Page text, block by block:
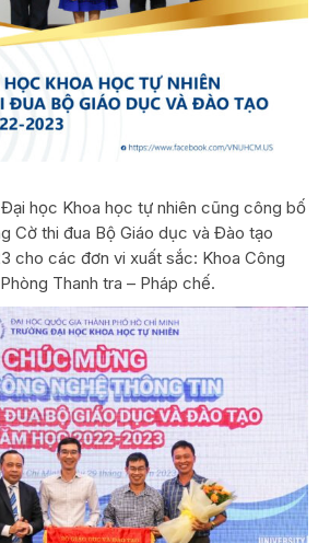
học Khoa học tự nhiên cũng công bố
Cờ thi đua Bộ Giáo dục và Đào tạo
cho các đơn vi xuất sắc: Khoa Công
Thanh tra – Pháp chế.